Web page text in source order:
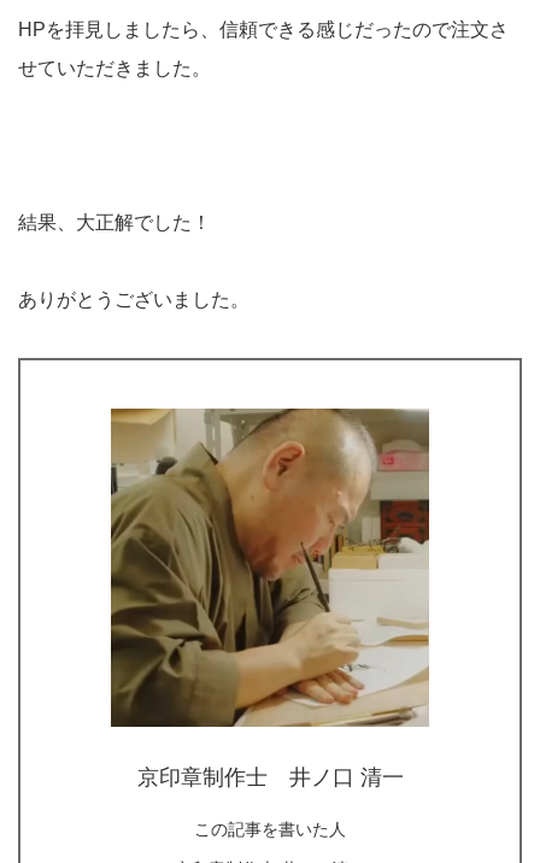
HPを拝見しましたら、信頼できる感じだったので注文さ
せていただきました。
結果、大正解でした！
ありがとうございました。
京印章制作士 井ノ口 清一
この記事を書いた人